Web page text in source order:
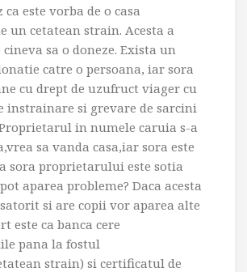
ca este vorba de o casa
un cetatean strain. Acesta a
sa o doneze. Exista un
catre o persoana, iar sora
cu drept de uzufruct viager cu
instrainare si grevare de sarcini
in numele caruia s-a
sa vanda casa,iar sora este
sora proprietarului este sotia
aparea probleme? Daca acesta
si are copii vor aparea alte
este ca banca cere
pana la fostul
strain) si certificatul de